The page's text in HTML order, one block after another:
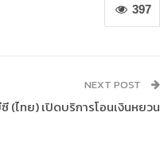
397
NEXT POST
(ไทย) เปิดบริการโอนเงินหยวน